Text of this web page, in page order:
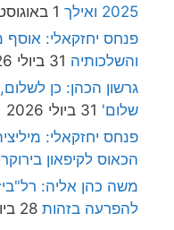
2025 ואילך
1 באוגוסט 2026
פנחס יחזקאלי:
והשלכותיה 31 ביולי 2026
גרשון הכהן: כן
שלום' 31 ביולי 2026
פנחס יחזקאלי:
הכאוס לקיפאון
משה כהן אליה:
להפרעה בזהות 28 ביולי 2026